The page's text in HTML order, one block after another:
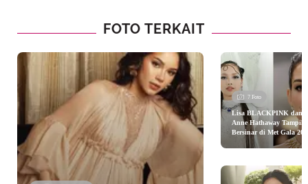
FOTO TERKAIT
7 Foto
Lisa BLACKPINK dan
Anne Hathaway Tampil
Bersinar di Met Gala
dengan Kilau Berlian